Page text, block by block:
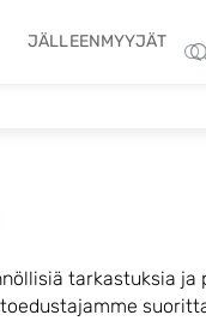
JÄLLEENMYYJÄT
tarkastuksia ja